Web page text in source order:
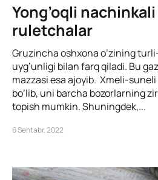
Yong’oqli
ruletchalar
Gruzincha oshxona o’zining
uyg’unligi bilan farq qiladi. Bu
mazzasi esa ajoyib. Xmeli-
bo’lib, uni barcha bozorlarning
topish mumkin. Shuningdek,...
6 Sentabr, 2022